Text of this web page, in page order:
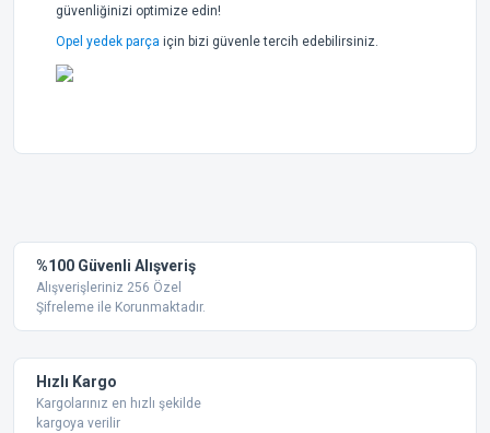
güvenliğinizi optimize edin!
Opel yedek parça için bizi güvenle tercih edebilirsiniz.
Ürün resmi kalitesiz, bozuk veya görüntülenemiyor.
Ürün açıklamasında eksik bilgiler bulunuyor.
Bu ürüne benzer farklı alternatifler olmalı.
%100 Güvenli Alışveriş
Alışverişleriniz 256 Özel
Şifreleme ile Korunmaktadır.
Hızlı Kargo
Kargolarınız en hızlı şekilde
kargoya verilir